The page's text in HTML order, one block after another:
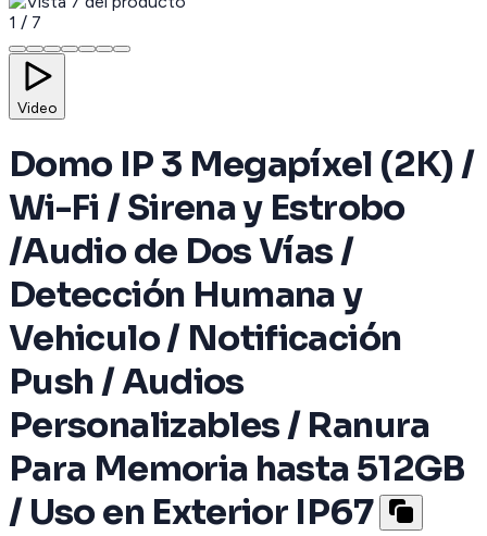
1 / 7
Video
Domo IP 3 Megapíxel (2K) /
Wi-Fi / Sirena y Estrobo
/Audio de Dos Vías /
Detección Humana y
Vehiculo / Notificación
Push / Audios
Personalizables / Ranura
Para Memoria hasta 512GB
/ Uso en Exterior IP67